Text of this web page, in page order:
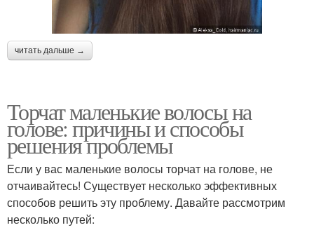
читать дальше →
Торчат маленькие волосы на
голове: причины и способы
решения проблемы
Если у вас маленькие волосы торчат на голове, не
отчаивайтесь! Существует несколько эффективных
способов решить эту проблему. Давайте рассмотрим
несколько путей: